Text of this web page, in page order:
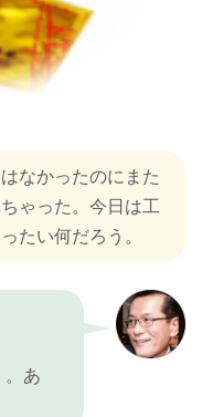
なかったのにまた
ゃった。今日は工
たい何だろう。
。あ